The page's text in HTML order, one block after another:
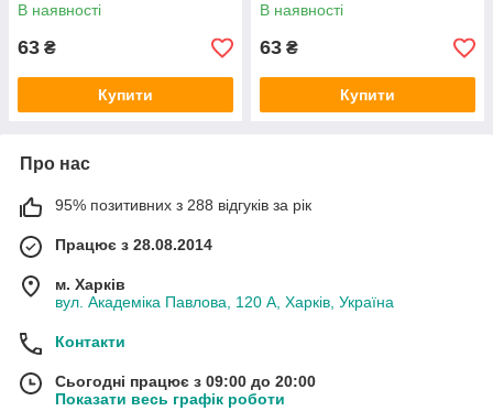
В наявності
63 ₴
Купити
В наявності
63 ₴
Купити
Про нас
95% позитивних з 288 відгуків за рік
Працює з 28.08.2014
м. Харків
вул. Академіка Павлова, 120 А, Харків, Україна
Контакти
Сьогодні працює з 09:00 до 20:00
Показати весь графік роботи